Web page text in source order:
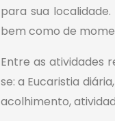
para sua
bem como de
Entre as atividades
se: a Eucaristia
acolhimento,